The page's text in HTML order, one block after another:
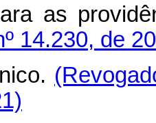
para as
14.230, de